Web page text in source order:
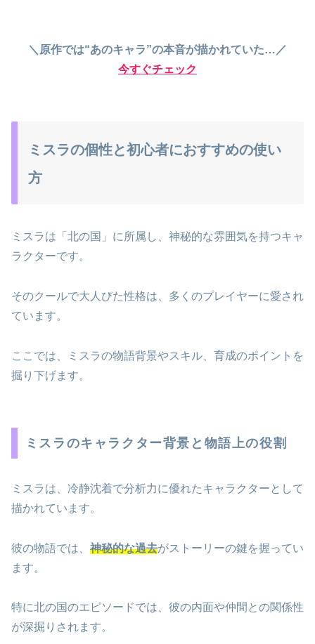
＼原作では“あのキャラ”の本音が描かれていた…／
今すぐチェック
ミスラの個性と初心者におすすめの使い
方
ミスラは「北の国」に所属し、神秘的な雰囲気を持つキャ
ラクターです。
そのクールで大人びた性格は、多くのプレイヤーに愛され
ています。
ここでは、ミスラの物語背景やスキル、育成のポイントを
掘り下げます。
ミスラのキャラクター背景と物語上の役割
ミスラは、冷静沈着で分析力に優れたキャラクターとして
描かれています。
彼の物語では、 神秘的な過去がストーリーの鍵を握ってい
ます。
特に北の国のエピソードでは、彼の内面や仲間との関係性
が深掘りされます。